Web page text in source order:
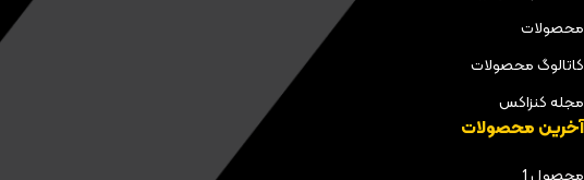
محصولات
کاتالوگ محصولات
مجله کنزاکس
آخرین محصولات